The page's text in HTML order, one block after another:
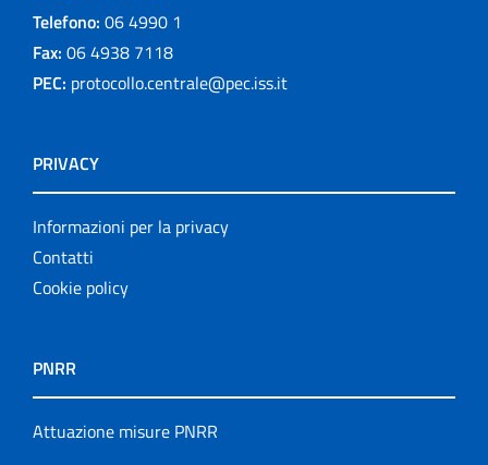
Telefono: 06 4990 1
Fax: 06 4938 7118
PEC: protocollo.centrale@pec.iss.it
PRIVACY
Informazioni per la privacy
Contatti
Cookie policy
PNRR
Attuazione misure PNRR